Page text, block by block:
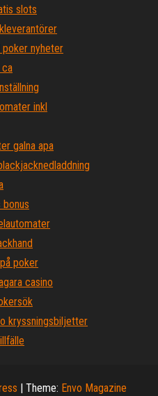
slots
poker nyheter
ca
inkl
galna apa
poker
casino
kryssningsbiljetter
| Theme: Envo Magazine